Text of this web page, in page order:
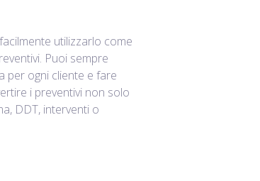
utilizzarlo come
Puoi sempre
per ogni cliente e fare
i preventivi non solo
DDT, interventi o